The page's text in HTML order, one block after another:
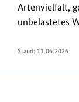
Artenvielfalt,
unbelastetes
Stand: 11.06.2026